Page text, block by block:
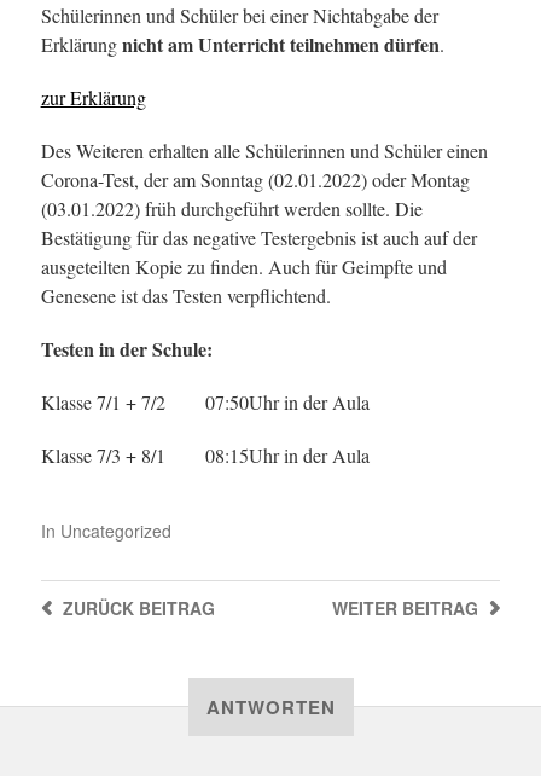
Schülerinnen und Schüler bei einer Nichtabgabe der
Erklärungnicht am Unterricht teilnehmen dürfen.
zur Erklärung
Des Weiteren erhalten alle Schülerinnen und Schüler einen
Corona-Test, der am Sonntag (02.01.2022) oder Montag
(03.01.2022) früh durchgeführt werden sollte. Die
Bestätigung für das negative Testergebnis ist auch auf der
ausgeteilten Kopie zu finden. Auch für Geimpfte und
Genesene ist das Testen verpflichtend.
Testen in der Schule:
Klasse 7/1 + 7/2 07:50Uhr in der Aula
Klasse 7/3 + 8/1 08:15Uhr in der Aula
In Uncategorized
WEITER BEITRAG
ZURÜCKBEITRAG
ANTWORTEN